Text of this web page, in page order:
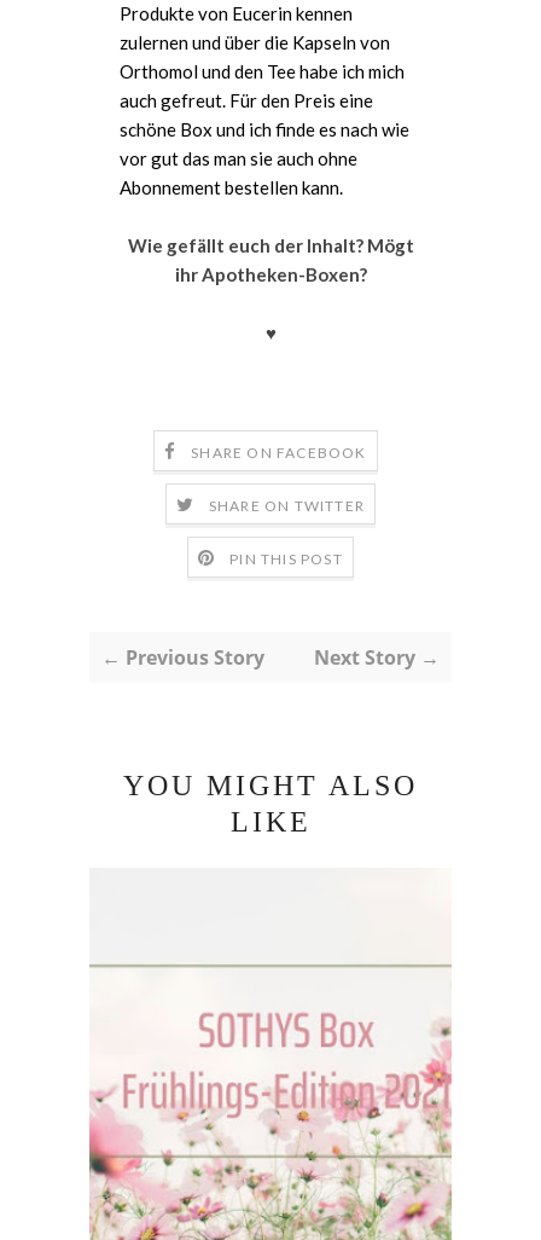
Produkte von Eucerin kennen
zulernen und über die Kapseln von
Orthomol und den Tee habe ich mich
auch gefreut. Für den Preis eine
schöne Box und ich finde es nach wie
vor gut das man sie auch ohne
Abonnement bestellen kann.
Wie gefällt euch der Inhalt? Mögt
ihr Apotheken-Boxen?
♥
SHARE ON FACEBOOK
SHARE ON TWITTER
PIN THIS POST
← Previous Story Next Story →
YOU MIGHT ALSO
LIKE